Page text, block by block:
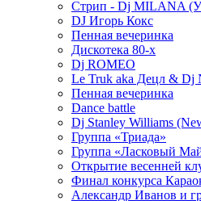
Стрип - Dj MILANA
DJ Игорь Кокс
Пенная вечеринка
Дискотека 80-х
Dj ROMEO
Le Truk aka Децл & Dj
Пенная вечеринка
Dance battle
Dj Stanley Williams
Группа «Триада»
Группа «Ласковый
Открытие весенней
Финал конкурса
Александр Иванов и